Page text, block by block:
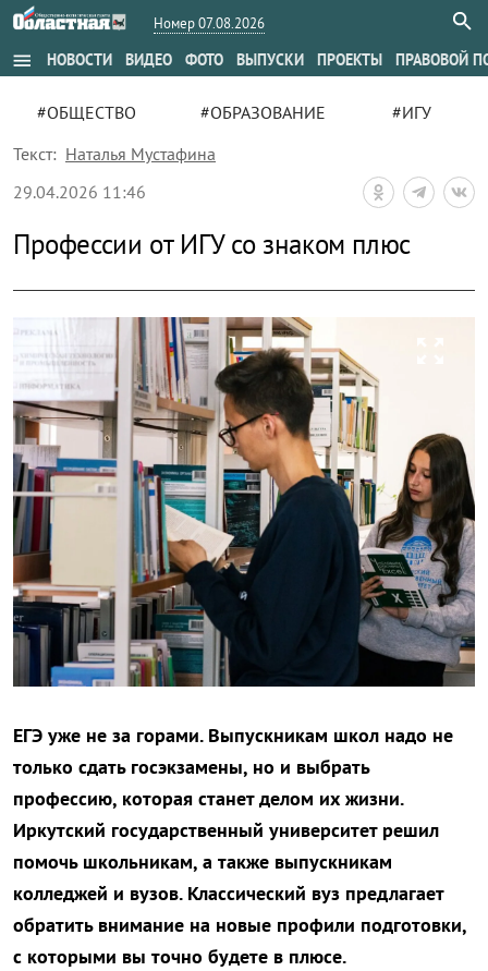
Номер 07.08.2026
menu НОВОСТИ ВИДЕО ФОТО ВЫПУСКИ ПРОЕКТЫ ПРАВОВОЙ
#ОБЩЕСТВО #ОБРАЗОВАНИЕ
#ИГУ
Текст: Наталья Мустафина
29.04.2026 11:46
Профессии от ИГУ со знаком плюс
ЕГЭ уже не за горами. Выпускникам школ надо не
только сдать госэкзамены, но и выбрать
профессию, которая станет делом их жизни.
Иркутский государственный университет решил
помочь школьникам, а также выпускникам
колледжей и вузов. Классический вуз предлагает
обратить внимание на новые профили подготовки,
с которыми вы точно будете в плюсе.